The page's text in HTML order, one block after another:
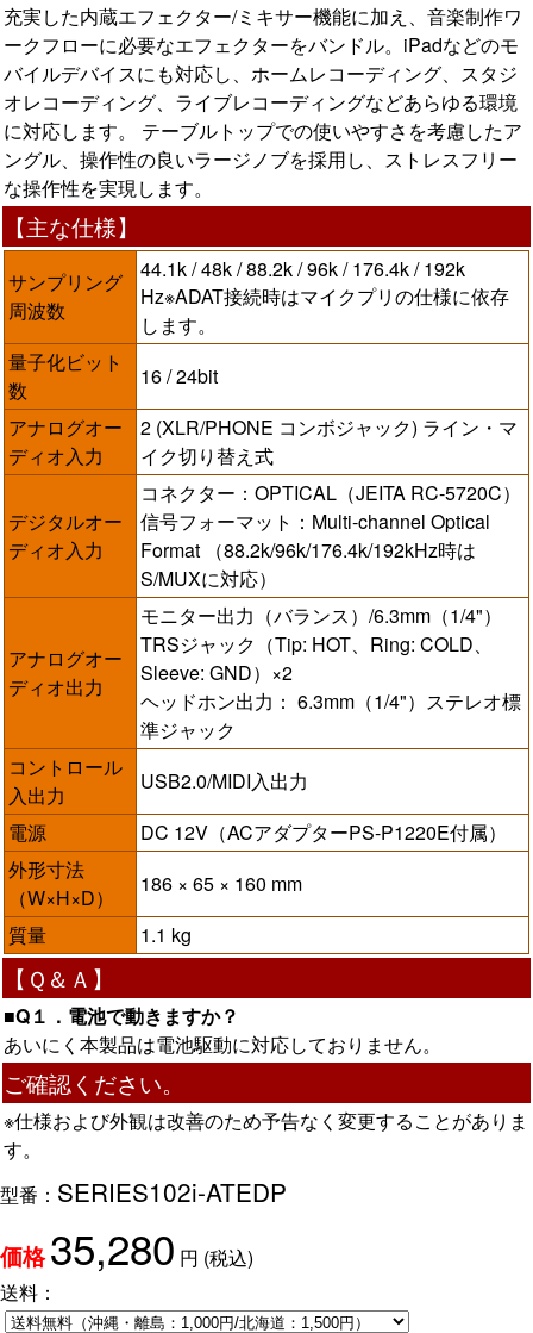
充実した内蔵エフェクター/ミキサー機能に加え、音楽制作ワ
ークフローに必要なエフェクターをバンドル。iPadなどのモ
バイルデバイスにも対応し、ホームレコーディング、スタジ
オレコーディング、ライブレコーディングなどあらゆる環境
に対応します。 テーブルトップでの使いやすさを考慮したア
ングル、操作性の良いラージノブを採用し、ストレスフリー
な操作性を実現します。
【主な仕様】
サンプリング
周波数
44.1k / 48k / 88.2k / 96k / 176.4k / 192k
Hz※ADAT接続時はマイクプリの仕様に依存
します。
量子化ビット
数
16 / 24bit
アナログオー
ディオ入力
2 (XLR/PHONE コンボジャック) ライン・マ
イク切り替え式
デジタルオー
ディオ入力
コネクター：OPTICAL（JEITA RC-5720C）
信号フォーマット：Multi-channel Optical
Format （88.2k/96k/176.4k/192kHz時は
S/MUXに対応）
アナログオー
ディオ出力
モニター出力（バランス）/6.3mm（1/4"）
TRSジャック（Tip: HOT、Ring: COLD、
Sleeve: GND）×2
ヘッドホン出力： 6.3mm（1/4"）ステレオ標
準ジャック
コントロール
入出力
USB2.0/MIDI入出力
電源
DC 12V（ACアダプターPS-P1220E付属）
外形寸法
（W×H×D）
186 × 65 × 160 mm
質量
1.1 kg
【Ｑ＆Ａ】
■Q１．電池で動きますか？
あいにく本製品は電池駆動に対応しておりません。
ご確認ください。
※仕様および外観は改善のため予告なく変更することがありま
す。
型番： SERIES102i-ATEDP
価格 35,280 円 (税込)
送料：